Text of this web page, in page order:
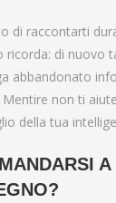
di raccontarti
ricorda: di nuovo
abbandonato
non ti
della tua